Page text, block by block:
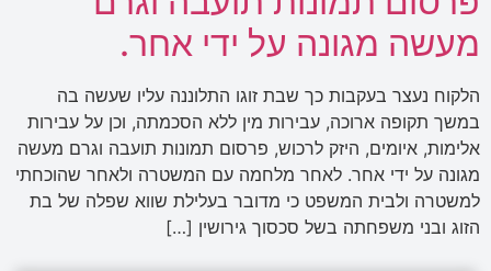
מעשה מגונה על ידי אחר.
הלקוח נעצר בעקבות כך שבת זוגו התלוננה עליו שעשה בה
במשך תקופה ארוכה, עבירות מין ללא הסכמתה, וכן על עבירות
אלימות, איומים, היזק לרכוש, פרסום תמונות תועבה וגרם מעשה
מגונה על ידי אחר. לאחר מלחמה עם המשטרה ולאחר שהוכחתי
למשטרה ולבית המשפט כי מדובר בעלילת שווא שפלה של בת
הזוג ובני משפחתה בשל סכסוך גירושין […]